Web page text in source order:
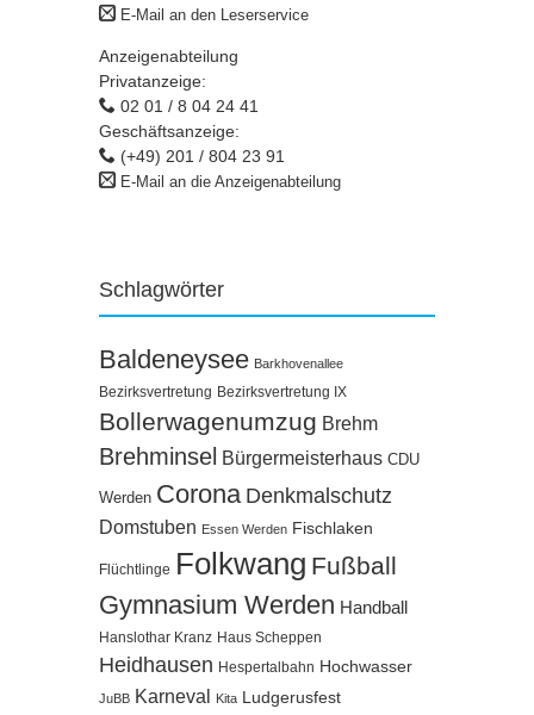
E-Mail an den Leserservice
Anzeigenabteilung
Privatanzeige:
02 01 / 8 04 24 41
Geschäftsanzeige:
(+49) 201 / 804 23 91
E-Mail an die Anzeigenabteilung
Schlagwörter
Baldeneysee Barkhovenallee
Bezirksvertretung Bezirksvertretung IX
Bollerwagenumzug Brehm
Brehminsel Bürgermeisterhaus CDU
Werden Corona Denkmalschutz
Domstuben Essen Werden Fischlaken
Flüchtlinge Folkwang Fußball
Gymnasium Werden Handball
Hanslothar Kranz Haus Scheppen
Heidhausen Hespertalbahn Hochwasser
JuBB Karneval Kita Ludgerusfest